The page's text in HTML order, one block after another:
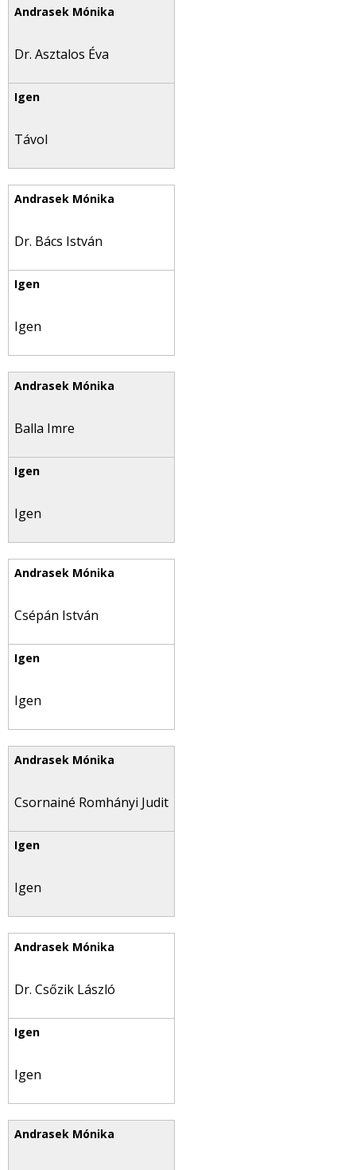
Dr. Asztalos Éva
Távol
Dr. Bács István
Igen
Balla Imre
Igen
Csépán István
Igen
Csornainé Romhányi Judit
Igen
Dr. Csőzik László
Igen